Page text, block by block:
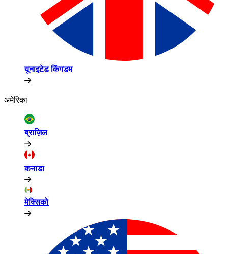
यूनाइटेड किंगडम​​
अमेरिका​​
ब्राज़िल​​
कनाडा​​
मेक्सिको​​